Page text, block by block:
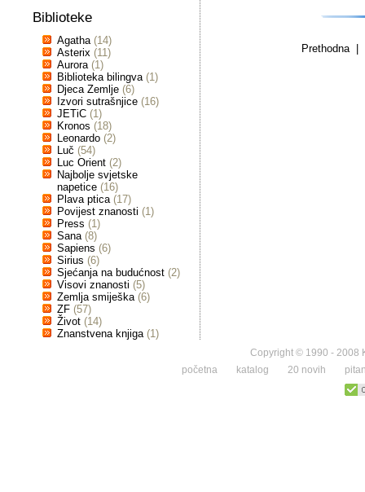
Biblioteke
Agatha (14)
Asterix (11)
Aurora (1)
Biblioteka bilingva (1)
Djeca Zemlje (6)
Izvori sutrašnjice (16)
JETiC (1)
Kronos (18)
Leonardo (2)
Luč (54)
Luc Orient (2)
Najbolje svjetske
napetice (16)
Plava ptica (17)
Povijest znanosti (1)
Press (1)
Sana (8)
Sapiens (6)
Sirius (6)
Sjećanja na budućnost (2)
Visovi znanosti (5)
Zemlja smiješka (6)
ZF (57)
Život (14)
Znanstvena knjiga (1)
Prethodna
Copyright © 1990 - 2008
početna
katalog 20 novih